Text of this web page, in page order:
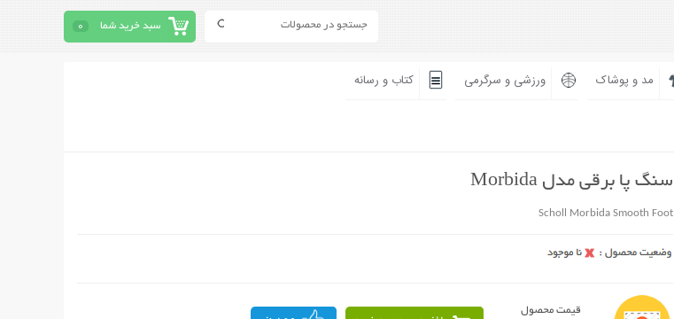
سبد خرید شما 0
مد و پوشاک ورزشی و سرگرمی کتاب و رسانه
سنگ پا برقی مدل Morbida
Scholl Morbida Smooth Foot
قیمت محصول